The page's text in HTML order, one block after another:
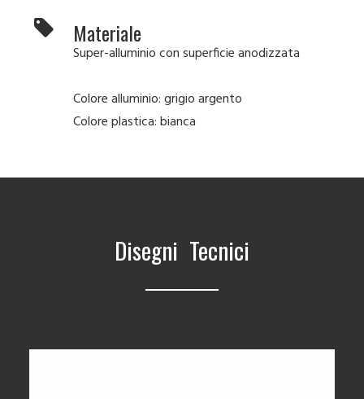
Materiale
Super-alluminio con superficie anodizzata
Colore alluminio: grigio argento
Colore plastica: bianca
Disegni Tecnici